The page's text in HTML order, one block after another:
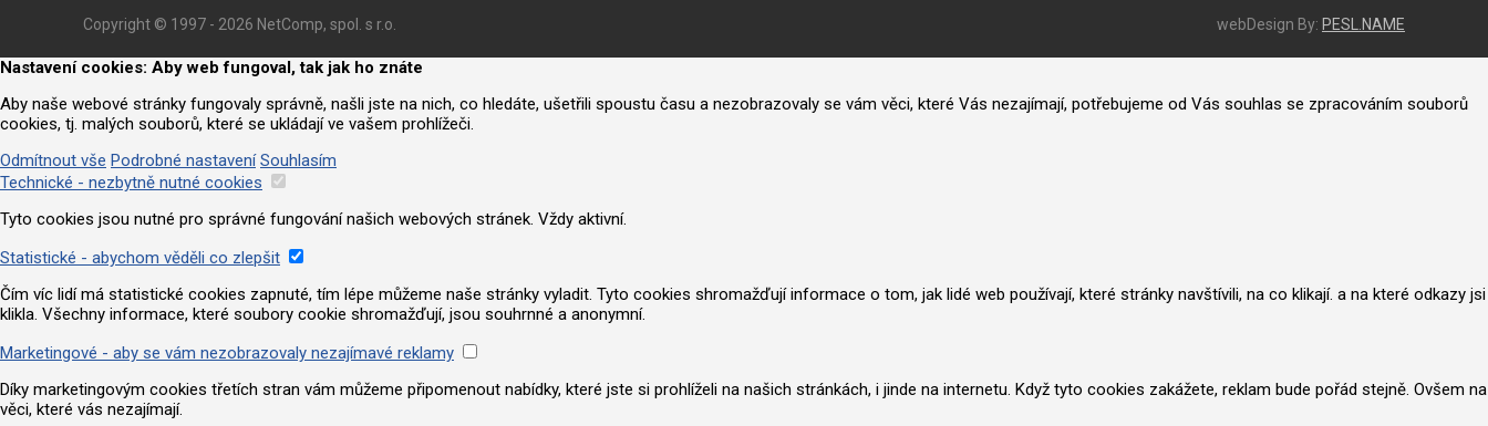
Copyright © 1997 - 2026 NetComp, spol. s r.o. webDesign By: PESL.NAME
Nastavení cookies: Aby web fungoval, tak jak ho znáte
Aby naše webové stránky fungovaly správně, našli jste na nich, co hledáte, ušetřili spoustu času a nezobrazovaly se vám věci, které Vás nezajímají, potřebujeme od Vás souhlas se zpracováním souborů
cookies, tj. malých souborů, které se ukládají ve vašem prohlížeči.
Odmítnout vše Podrobné nastavení Souhlasím
Technické - nezbytně nutné cookies
Tyto cookies jsou nutné pro správné fungování našich webových stránek. Vždy aktivní.
Statistické - abychom věděli co zlepšit
Čím víc lidí má statistické cookies zapnuté, tím lépe můžeme naše stránky vyladit. Tyto cookies shromažďují informace o tom, jak lidé web používají, které stránky navštívili, na co klikají. a na které odkazy jsi
klikla. Všechny informace, které soubory cookie shromažďují, jsou souhrnné a anonymní.
Marketingové - aby se vám nezobrazovaly nezajímavé reklamy
Díky marketingovým cookies třetích stran vám můžeme připomenout nabídky, které jste si prohlíželi na našich stránkách, i jinde na internetu. Když tyto cookies zakážete, reklam bude pořád stejně. Ovšem na
věci, které vás nezajímají.